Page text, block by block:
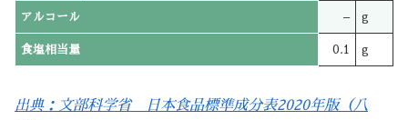
アルコール – g
食塩相当量 0.1 g
出典：文部科学省 日本食品標準成分表2020年版（八